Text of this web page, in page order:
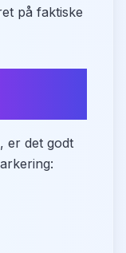
på faktiske
er det godt